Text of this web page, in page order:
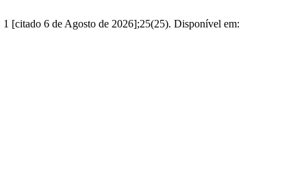
6 de Agosto de 2026];25(25). Disponível em: